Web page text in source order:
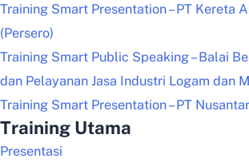
Training Smart Presentation – PT Kereta
(Persero)
Training Smart Public Speaking – Balai
dan Pelayanan Jasa Industri Logam dan
Training Smart Presentation – PT
Training Utama
Presentasi